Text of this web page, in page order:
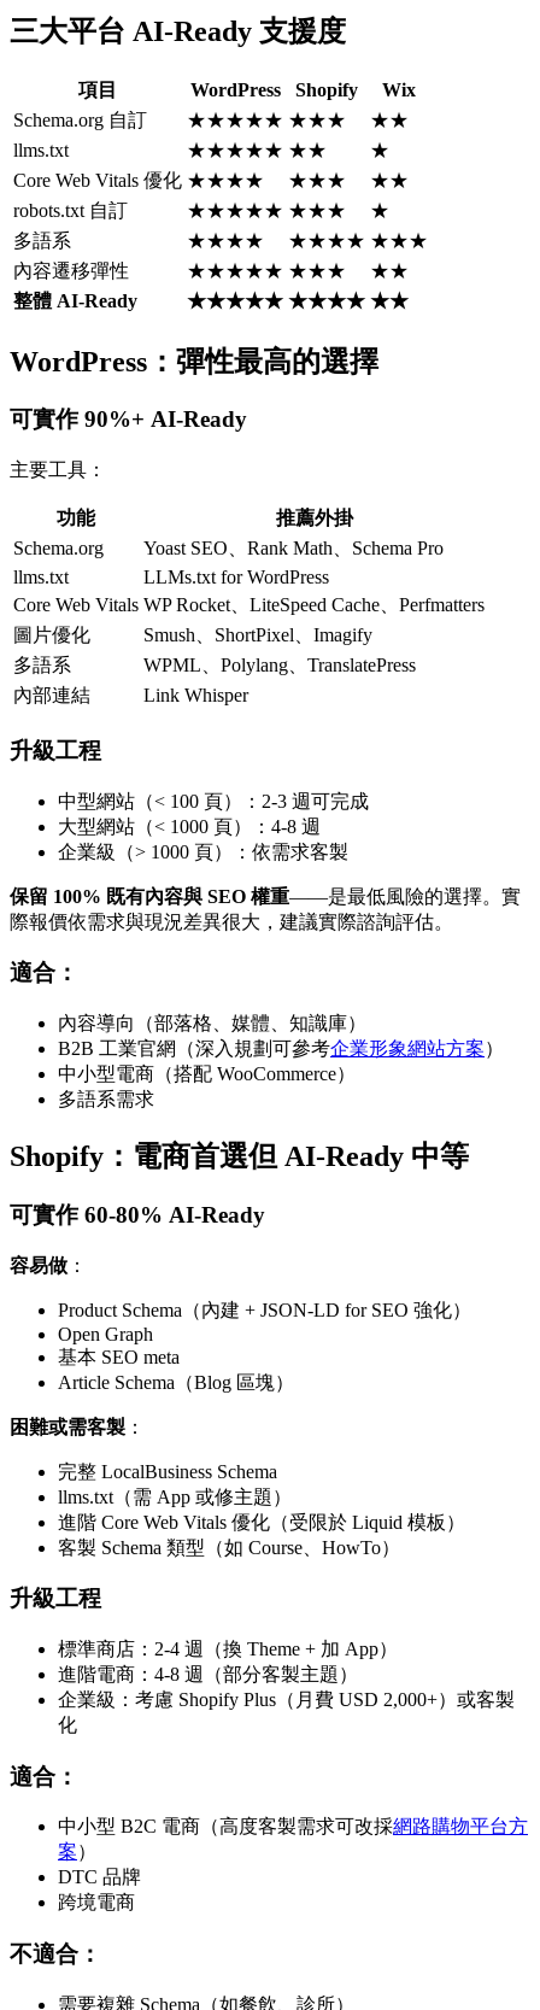
三大平台 AI-Ready 支援度
項目 WordPress Shopify
Wix
Schema.org 自訂
★★★★★ ★★★
★★
llms.txt
★★★★★ ★★
★
Core Web Vitals 優化 ★★★★ ★★★
★★
robots.txt 自訂
★★★★★ ★★★
★
多語系
★★★★ ★★★★ ★★★
內容遷移彈性
★★★★★ ★★★
★★
整體 AI-Ready
★★★★★ ★★★★ ★★
WordPress：彈性最高的選擇
可實作 90%+ AI-Ready
主要工具：
功能
推薦外掛
Schema.org
Yoast SEO、Rank Math、Schema Pro
llms.txt
LLMs.txt for WordPress
Core Web Vitals WP Rocket、LiteSpeed Cache、Perfmatters
圖片優化
Smush、ShortPixel、Imagify
多語系
WPML、Polylang、TranslatePress
內部連結
Link Whisper
升級工程
中型網站（< 100 頁）：2-3 週可完成
大型網站（< 1000 頁）：4-8 週
企業級（> 1000 頁）：依需求客製
保留 100% 既有內容與 SEO 權重——是最低風險的選擇。實
際報價依需求與現況差異很大，建議實際諮詢評估。
適合：
內容導向（部落格、媒體、知識庫）
B2B 工業官網（深入規劃可參考企業形象網站方案）
中小型電商（搭配 WooCommerce）
多語系需求
Shopify：電商首選但 AI-Ready 中等
可實作 60-80% AI-Ready
容易做 ：
Product Schema（內建 + JSON-LD for SEO 強化）
Open Graph
基本 SEO meta
Article Schema（Blog 區塊）
困難或需客製 ：
完整 LocalBusiness Schema
llms.txt（需 App 或修主題）
進階 Core Web Vitals 優化（受限於 Liquid 模板）
客製 Schema 類型（如 Course、HowTo）
升級工程
標準商店：2-4 週（換 Theme + 加 App）
進階電商：4-8 週（部分客製主題）
企業級：考慮 Shopify Plus（月費 USD 2,000+）或客製
化
適合：
中小型 B2C 電商（高度客製需求可改採網路購物平台方
案）
DTC 品牌
跨境電商
不適合：
需要複雜 Schema（如餐飲、診所）